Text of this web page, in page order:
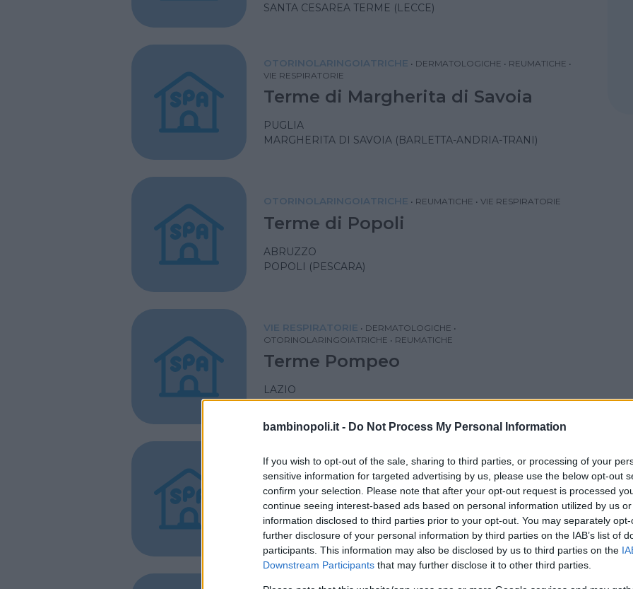
bambinopoli.it - Do Not Process My Personal Information
If you wish to opt-out of the sale, sharing to third parties, or processing of your
sensitive information for targeted advertising by us, please use the below opt-out
confirm your selection. Please note that after your opt-out request is processed
continue seeing interest-based ads based on personal information utilized by us
information disclosed to third parties prior to your opt-out. You may separately
further disclosure of your personal information by third parties on the IAB’s list of
participants. This information may also be disclosed by us to third parties on the
Downstream Participants that may further disclose it to other third parties.
SANTA CESAREA TERME (LECCE)
OTORINOLARINGOIATRICHE • DERMATOLOGICHE • REUMATICHE •
VIE RESPIRATORIE
Terme di Margherita di Savoia
PUGLIA
MARGHERITA DI SAVOIA (BARLETTA-ANDRIA-TRANI)
OTORINOLARINGOIATRICHE • REUMATICHE • VIE RESPIRATORIE
Terme di Popoli
ABRUZZO
POPOLI (PESCARA)
VIE RESPIRATORIE • DERMATOLOGICHE •
OTORINOLARINGOIATRICHE • REUMATICHE
Terme Pompeo
LAZIO
FERENTINO (FROSINONE)
VIE RESPIRATORIE • DERMATOLOGICHE •
OTORINOLARINGOIATRICHE
REUMATICHE
Terme di Roma - Acque Albule
LAZIO
TIVOLI (ROMA)